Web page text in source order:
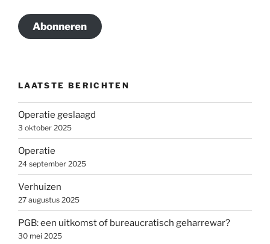
Abonneren
LAATSTE BERICHTEN
Operatie geslaagd
3 oktober 2025
Operatie
24 september 2025
Verhuizen
27 augustus 2025
PGB: een uitkomst of bureaucratisch geharrewar?
30 mei 2025